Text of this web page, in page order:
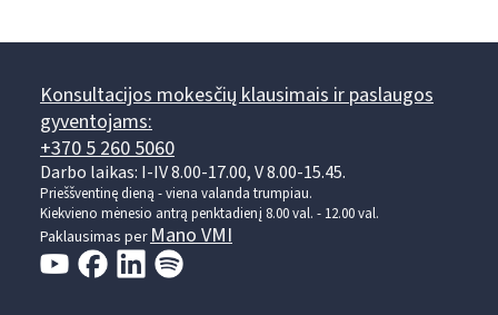
Konsultacijos mokesčių klausimais ir paslaugos
gyventojams:
+370 5 260 5060
Darbo laikas: I-IV 8.00-17.00, V 8.00-15.45.
Prieššventinę dieną - viena valanda trumpiau.
Kiekvieno mėnesio antrą penktadienį 8.00 val. - 12.00 val.
Paklausimas per Mano VMI